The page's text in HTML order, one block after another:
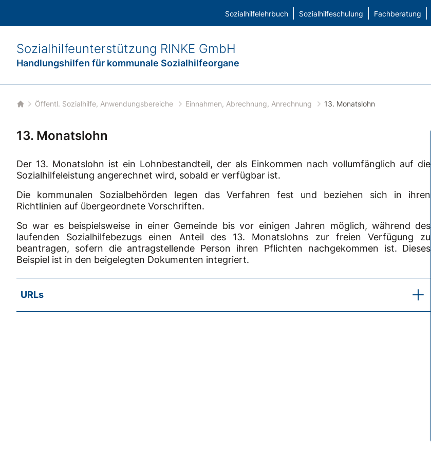
Sozialhilfelehrbuch Sozialhilfeschulung Fachberatung
Sozialhilfeunterstützung RINKE GmbH
Handlungshilfen für kommunale Sozialhilfeorgane
Öffentl. Sozialhilfe, Anwendungsbereiche Einnahmen, Abrechnung, Anrechnung 13. Monatslohn
13. Monatslohn
Der 13. Monatslohn ist ein Lohnbestandteil, der als Einkommen nach vollumfänglich auf die
Sozialhilfeleistung angerechnet wird, sobald er verfügbar ist.
Die kommunalen Sozialbehörden legen das Verfahren fest und beziehen sich in ihren
Richtlinien auf übergeordnete Vorschriften.
So war es beispielsweise in einer Gemeinde bis vor einigen Jahren möglich, während des
laufenden Sozialhilfebezugs einen Anteil des 13. Monatslohns zur freien Verfügung zu
beantragen, sofern die antragstellende Person ihren Pflichten nachgekommen ist. Dieses
Beispiel ist in den beigelegten Dokumenten integriert.
URLs
SKOS-RL, Kapitel D.1